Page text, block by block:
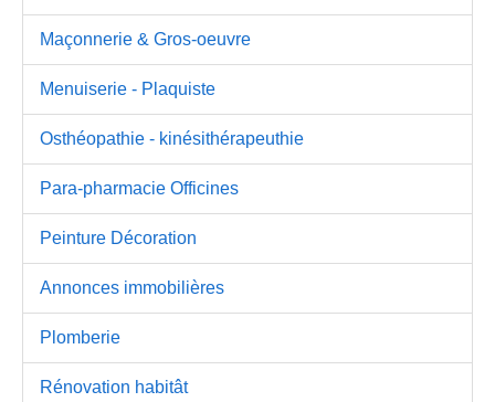
Maçonnerie & Gros-oeuvre
Menuiserie - Plaquiste
Osthéopathie - kinésithérapeuthie
Para-pharmacie Officines
Peinture Décoration
Annonces immobilières
Plomberie
Rénovation habitât